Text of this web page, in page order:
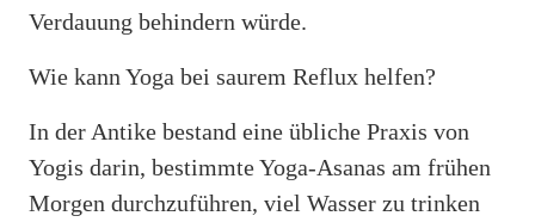
Verdauung behindern würde.
Wie kann Yoga bei saurem Reflux helfen?
In der Antike bestand eine übliche Praxis von
Yogis darin, bestimmte Yoga-Asanas am frühen
Morgen durchzuführen, viel Wasser zu trinken